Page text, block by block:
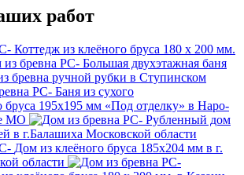
работ
Коттедж из клеёного бруса 180 х 200 мм.
Большая двухэтажная баня
бревна ручной рубки в Ступинском
Баня из сухого
бруса 195х195 мм «Под отделку» в Наро-
МО
Рубленный дом
в г.Балашиха Московской области
Дом из клеёного бруса 185х204 мм в г.
области